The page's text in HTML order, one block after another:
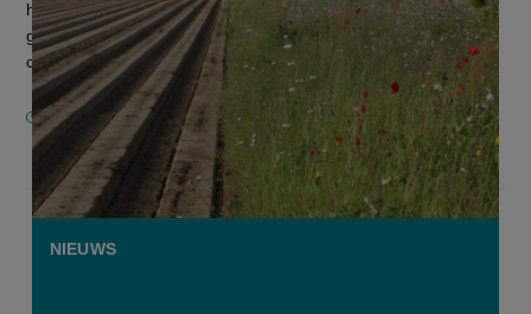
het Praktijkpunt Landbouw Vlaams-Brabant boslandbouw
gemonitord en gedemonstreerd aan bezoekers. De
combinatie van bomen en akke...
20 FEBRUARI 2026
NIEUWS